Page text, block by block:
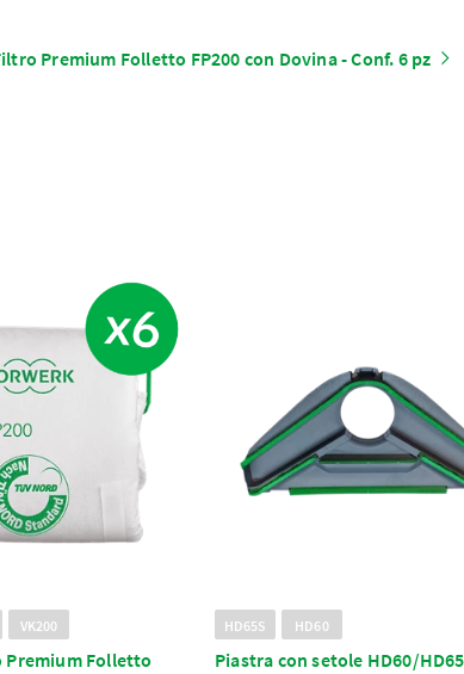
Premium Folletto FP200 con Dovina - Conf. 6 pz
VK200
Folletto
HD65S HD60
Piastra con setole HD60/